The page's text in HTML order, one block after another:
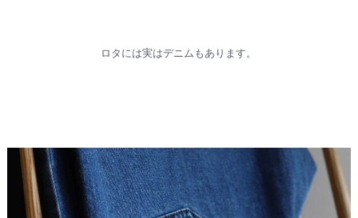
ロタには実はデニムもあります。